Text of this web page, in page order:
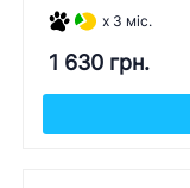
x 3 міс.
1 630 грн.